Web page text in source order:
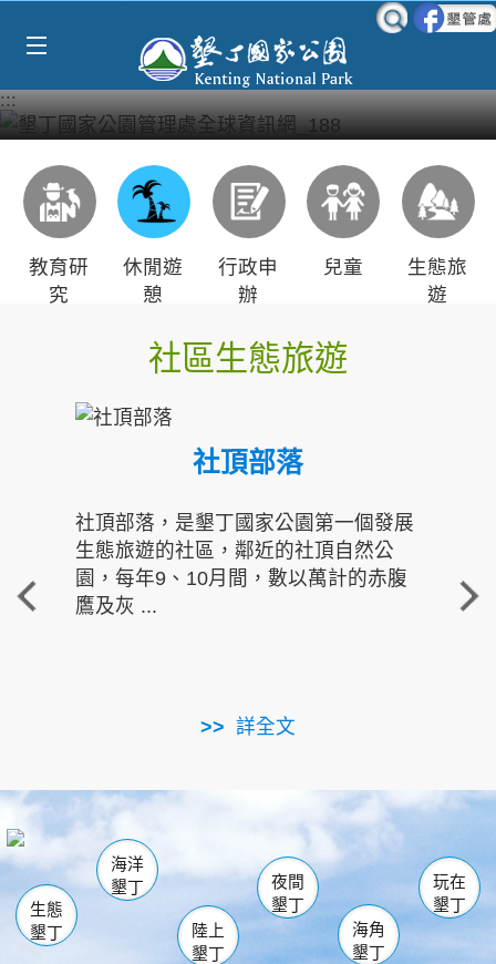
:::
教育研
究
休閒遊
憩
行政申
辦
兒童
生態旅
遊
社區生態旅遊
社頂部落
社頂部落，是墾丁國家公園第一個發展
生態旅遊的社區，鄰近的社頂自然公
園，每年9、10月間，數以萬計的赤腹
鷹及灰 ...
詳全文
重
走進
南仁湖
海生館
恆春 佳樂水
龍鑾潭自然中心 森林遊樂區
瓊麻館
關山 墾管處遊客中心
社頂公園 風吹沙
船帆石
白砂 龍磐公園
香蕉灣
砂島
鵝鑾鼻
生態
墾丁
海洋
墾丁
陸上
墾丁
夜間
墾丁
海角
墾丁
玩在
墾丁